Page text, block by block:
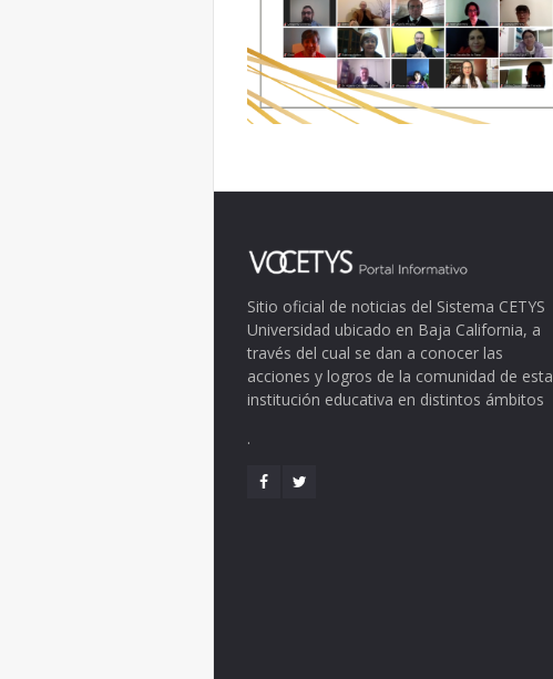
Sitio oficial de noticias del Sistema CETYS
Universidad ubicado en Baja California, a
través del cual se dan a conocer las
acciones y logros de la comunidad de esta
institución educativa en distintos ámbitos
.